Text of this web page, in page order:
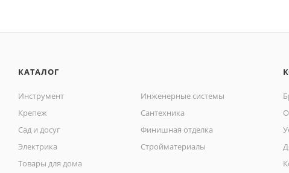
КАТАЛОГ
Инструмент
Инженерные системы
Крепеж
Сантехника
Сад и досуг
Финишная отделка
Электрика
Стройматериалы
Товары для дома